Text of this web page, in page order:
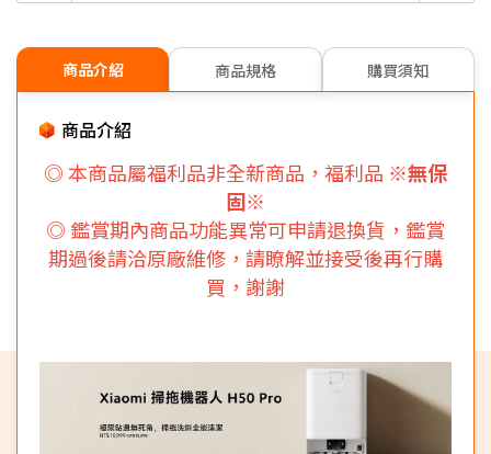
商品介紹 商品規格 購買須知
商品介紹
◎ 本商品屬福利品非全新商品， 福利品 ※無保
固※
◎ 鑑賞期內商品功能異常可申請退換貨， 鑑賞
期過後請洽原廠維修，請瞭解並接受後再行購
買，謝謝